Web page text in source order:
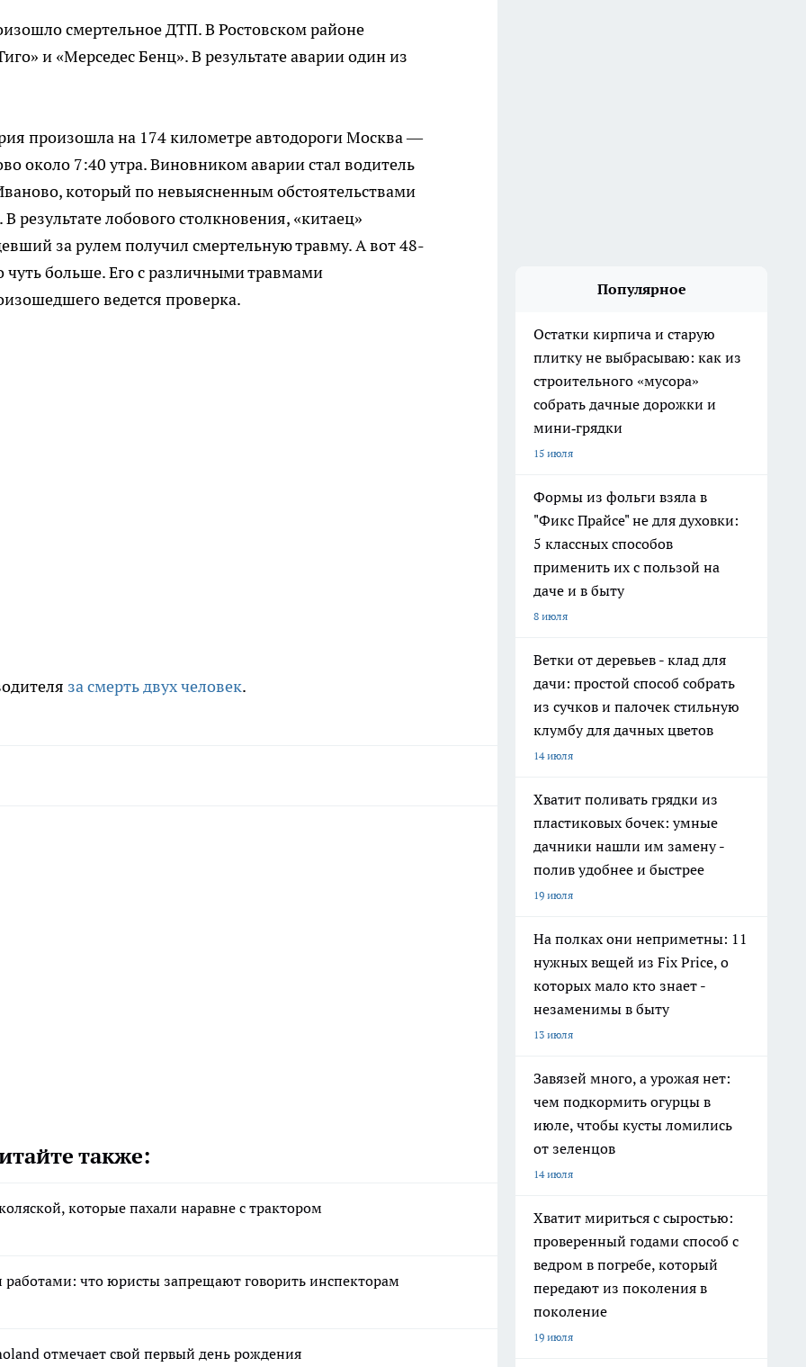
смертельное ДТП. В Ростовском районе
и «Мерседес Бенц». В результате аварии один из
произошла на 174 километре автодороги Москва —
около 7:40 утра. Виновником аварии стал водитель
который по невыясненным обстоятельствами
результате лобового столкновения, «китаец»
за рулем получил смертельную травму. А вот 48-
больше. Его с различными травмами
ведется проверка.
за смерть двух человек.
также:
которые пахали наравне с трактором
что юристы запрещают говорить инспекторам
отмечает свой первый день рождения
Популярное
Остатки кирпича и старую
плитку не выбрасываю: как из
строительного «мусора»
собрать дачные дорожки и
мини‑грядки
15 июля
Формы из фольги взяла в
"Фикс Прайсе" не для духовки:
5 классных способов
применить их с пользой на
даче и в быту
8 июля
Ветки от деревьев - клад для
дачи: простой способ собрать
из сучков и палочек стильную
клумбу для дачных цветов
14 июля
Хватит поливать грядки из
пластиковых бочек: умные
дачники нашли им замену -
полив удобнее и быстрее
19 июля
На полках они неприметны: 11
нужных вещей из Fix Price, о
которых мало кто знает -
незаменимы в быту
13 июля
Завязей много, а урожая нет:
чем подкормить огурцы в
июле, чтобы кусты ломились
от зеленцов
14 июля
Хватит мириться с сыростью:
проверенный годами способ с
ведром в погребе, который
передают из поколения в
поколение
19 июля